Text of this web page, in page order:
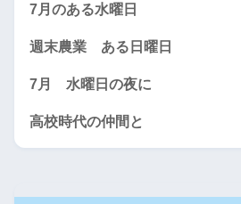
7月のある水曜日
週末農業 ある日曜日
7月 水曜日の夜に
高校時代の仲間と